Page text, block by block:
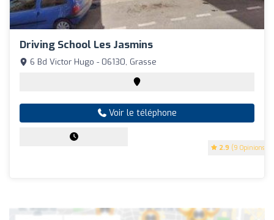
Driving School Les Jasmins
2.9 (9 Opinions)
6 Bd Victor Hugo - 06130, Grasse
Voir le téléphone